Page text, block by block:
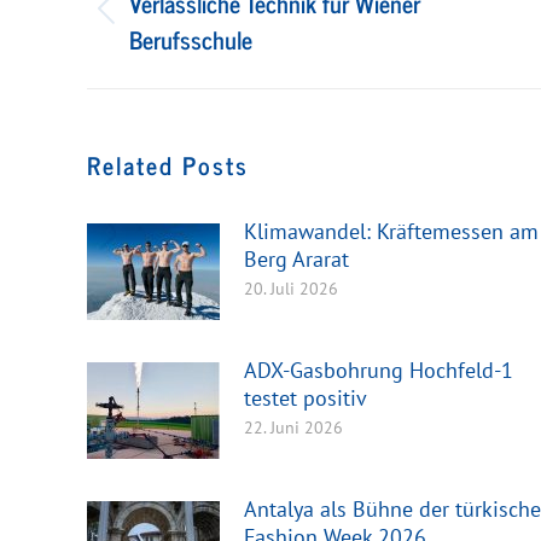
Vorheriger
Beitrag:
Berufsschule
Related Posts
Klimawandel: Kräftemessen am
Berg Ararat
20. Juli 2026
ADX-Gasbohrung Hochfeld-1
testet positiv
22. Juni 2026
Antalya als Bühne der